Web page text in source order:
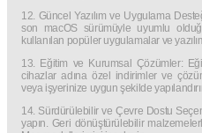
12. Güncel Yazılım ve Uygulama
son macOS sürümüyle uyumlu
kullanılan popüler uygulamalar ve
13. Eğitim ve Kurumsal Çözümler:
cihazlar adına özel indirimler ve
veya işyerinize uygun şekilde
14. Sürdürülebilir ve Çevre Dostu
yapın. Geri dönüştürülebilir